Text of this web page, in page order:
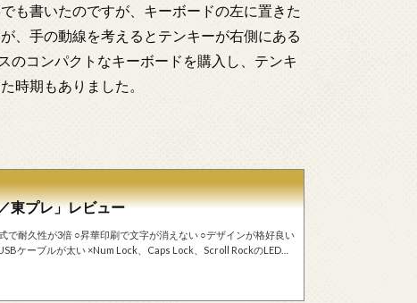
も書いたのですが、キーボードの左に置きた
、手の動線を考えるとテンキーが右側にある
コンパクトなキーボードを購入し、テンキ
時期もありました。
東プレ」レビュー